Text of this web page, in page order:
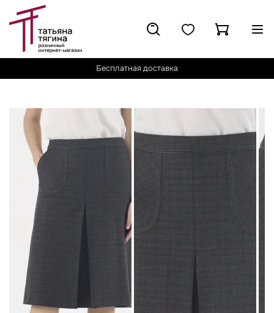
Бесплатная доставка